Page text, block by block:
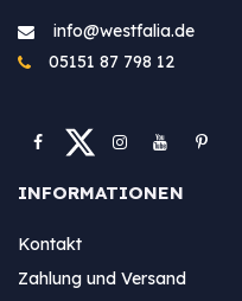
info@westfa​lia.de
05151 87 798 12
INFORMATIONEN
Kontakt
Zahlung und Versand